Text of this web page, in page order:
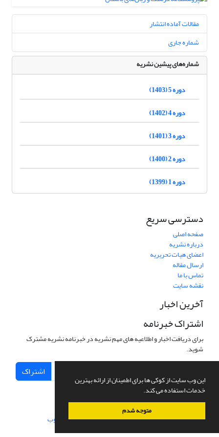
این وب سایت از کوکی ها برای اطمینان از ارائه بهترین
خدمات استفاده می کند.
متوجه شدم
مقالات آماده انتشار
شماره جاری
شماره‌های پیشین نشریه
دوره 5 (1403)
دوره 4 (1402)
دوره 3 (1401)
دوره 2 (1400)
دوره 1 (1399)
دسترسی سریع
صفحه اصلی
درباره نشریه
اعضای هیات تحریریه
ارسال مقاله
تماس با ما
نقشه سایت
آخرین اخبار
اشتراک خبرنامه
برای دریافت اخبار و اطلاعیه های مهم نشریه در خبرنامه نشریه مشترک
شوید.
اشتراک
سامانه مدیریت نشریات علمی.طراحی و پیاده سازی از سیناوب